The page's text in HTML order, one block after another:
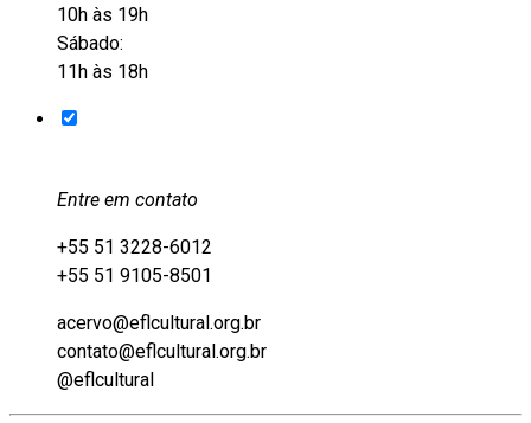
10h às 19h
Sábado:
11h às 18h
Entre em contato
+55 51 3228-6012
+55 51 9105-8501
acervo@eflcultural.org.br
contato@eflcultural.org.br
@eflcultural